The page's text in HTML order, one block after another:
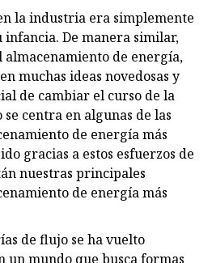
la industria era simplemente
infancia. De manera similar,
almacenamiento de energía,
muchas ideas novedosas y
de cambiar el curso de la
centra en algunas de las
de energía más
gracias a estos esfuerzos de
nuestras principales
de energía más
de flujo se ha vuelto
un mundo que busca formas